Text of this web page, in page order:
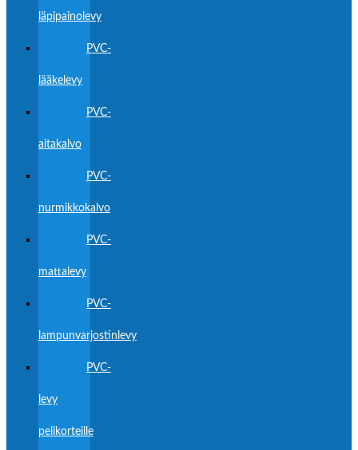
läpipainolevy
PVC-
lääkelevy
PVC-
aitakalvo
PVC-
nurmikkokalvo
PVC-
mattalevy
PVC-
lampunvarjostinlevy
PVC-
levy
pelikorteille